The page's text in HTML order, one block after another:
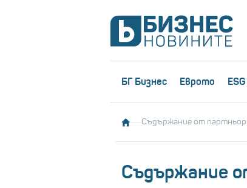
БГ Бизнес Еврото ESG
Съдържание от
Съдържание